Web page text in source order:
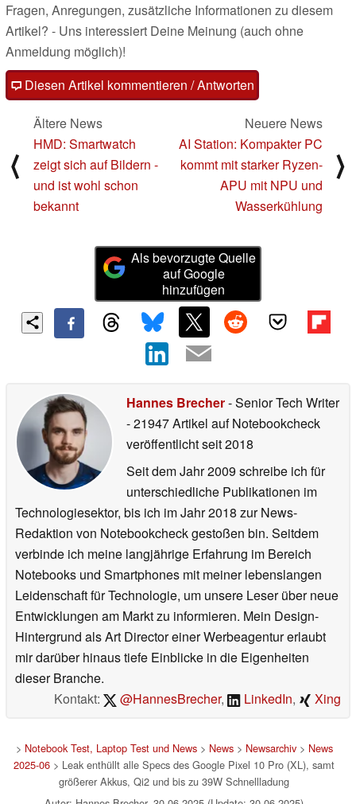
Fragen, Anregungen, zusätzliche Informationen zu diesem
Artikel? - Uns interessiert Deine Meinung (auch ohne
Anmeldung möglich)!
Diesen Artikel kommentieren / Antworten
⟨
Ältere News
HMD: Smartwatch
zeigt sich auf Bildern -
und ist wohl schon
bekannt
Neuere News
AI Station: Kompakter PC
kommt mit starker Ryzen-
APU mit NPU und
Wasserkühlung
⟩
Als bevorzugte Quelle
auf Google
hinzufügen
Hannes Brecher- Senior Tech Writer
- 21947 Artikel auf Notebookcheck
veröffentlichtseit 2018
Seit dem Jahr 2009 schreibe ich für
unterschiedliche Publikationen im
Technologiesektor, bis ich im Jahr 2018 zur News-
Redaktion von Notebookcheck gestoßen bin. Seitdem
verbinde ich meine langjährige Erfahrung im Bereich
Notebooks und Smartphones mit meiner lebenslangen
Leidenschaft für Technologie, um unsere Leser über neue
Entwicklungen am Markt zu informieren. Mein Design-
Hintergrund als Art Director einer Werbeagentur erlaubt
mir darüber hinaus tiefe Einblicke in die Eigenheiten
dieser Branche.
Kontakt:
@HannesBrecher, LinkedIn, Xing
> Notebook Test, Laptop Test und News> News> Newsarchiv> News
2025-06 > Leak enthüllt alle Specs des Google Pixel 10 Pro (XL), samt
größerer Akkus, Qi2 und bis zu 39W Schnellladung